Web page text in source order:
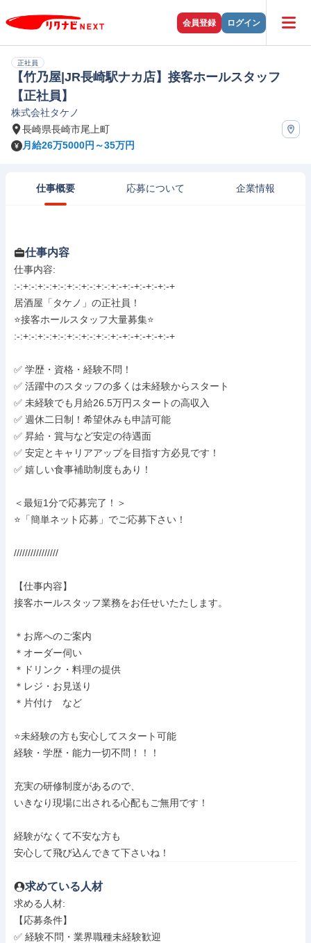
会員登録 ログイン
正社員
【竹乃屋|JR長崎駅ナカ店】接客ホールスタッフ
【正社員】
株式会社タケノ
長崎県長崎市尾上町
月給26万5000円～35万円
仕事概要 応募について 企業情報
仕事内容
仕事内容:
:-:+:-:+:-:+:-:+:-:+:-:+:-:+:-+:-+:-+:-+:-+
居酒屋「タケノ」の正社員！
⭐️接客ホールスタッフ大量募集⭐️
:-:+:-:+:-:+:-:+:-:+:-:+:-:+:-+:-+:-+:-+:-+
✅ 学歴・資格・経験不問！
✅ 活躍中のスタッフの多くは未経験からスタート
✅ 未経験でも月給26.5万円スタートの高収入
✅ 週休二日制！希望休みも申請可能
✅ 昇給・賞与など安定の待遇面
✅ 安定とキャリアアップを目指す方必見です！
✅ 嬉しい食事補助制度もあり！
＜最短1分で応募完了！＞
⭐️「簡単ネット応募」でご応募下さい！
////////////////
【仕事内容】
接客ホールスタッフ業務をお任せいたたします。
＊お席へのご案内
＊オーダー伺い
＊ドリンク・料理の提供
＊レジ・お見送り
＊片付け　など
⭐️未経験の方も安心してスタート可能
経験・学歴・能力一切不問！！！
充実の研修制度があるので、
いきなり現場に出される心配もご無用です！
経験がなくて不安な方も
安心して飛び込んできて下さいね！
求めている人材
求める人材:
【応募条件】
✅ 経験不問・業界職種未経験歓迎